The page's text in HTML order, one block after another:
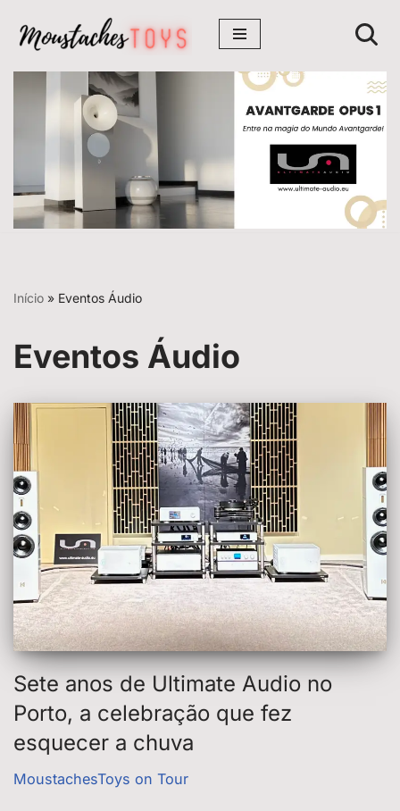
Avançar
para
conteúdo
Início » Eventos Áudio
Eventos Áudio
Sete anos de Ultimate Audio no
Porto, a celebração que fez
esquecer a chuva
MoustachesToys on Tour